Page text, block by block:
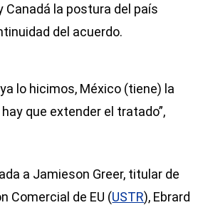
Canadá la postura del país
del acuerdo.
lo hicimos, México (tiene) la
que extender el tratado”,
a Jamieson Greer, titular de
Comercial de EU (USTR), Ebrard